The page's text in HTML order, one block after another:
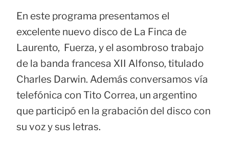
En este programa presentamos el
excelente nuevo disco de La Finca de
Laurento, Fuerza, y el asombroso trabajo
de la banda francesa XII Alfonso, titulado
Charles Darwin. Además conversamos vía
telefónica con Tito Correa, un argentino
que participó en la grabación del disco con
su voz y sus letras.